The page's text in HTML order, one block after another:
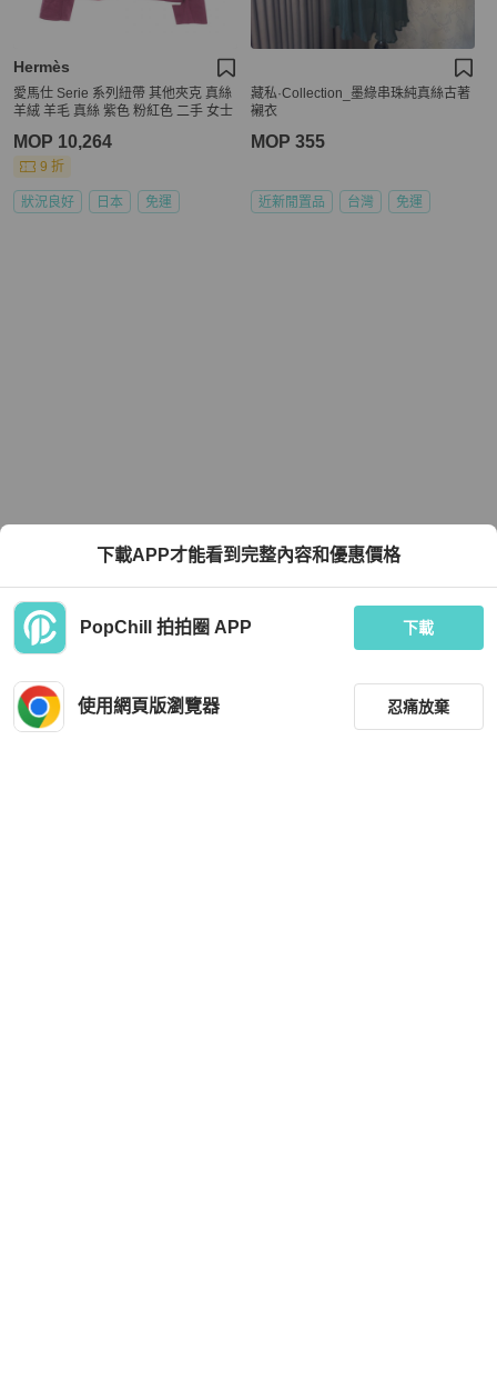
Hermès
愛馬仕 Serie 系列紐帶 其他夾克 真絲
羊絨 羊毛 真絲 紫色 粉紅色 二手 女士
MOP 10,264
9 折
狀況良好 日本 免運
藏私·Collection_墨綠串珠純真絲古著
襯衣
MOP 355
近新閒置品 台灣 免運
下載APP才能看到完整內容和優惠價格
PopChill 拍拍圈 APP 下載
使用網頁版瀏覽器 忍痛放棄